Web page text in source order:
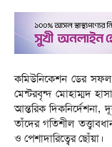
কমিউনিকেশন ডের সফল
মেন্টরবৃন্দ মোহাম্মদ
আন্তরিক দিকনির্দেশনা,
তাঁদের গতিশীল
ও পেশাদারিত্বের ছোঁয়া।